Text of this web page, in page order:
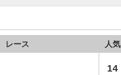
レース 人気
14